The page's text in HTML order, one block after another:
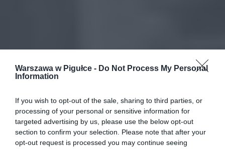
Warszawa w Pigułce - Do Not Process My Personal
Information
If you wish to opt-out of the sale, sharing to third parties, or
processing of your personal or sensitive information for
targeted advertising by us, please use the below opt-out
section to confirm your selection. Please note that after your
opt-out request is processed you may continue seeing